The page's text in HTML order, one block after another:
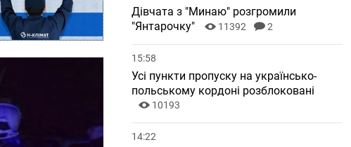
Дівчата з "Минаю" розгромили
"Янтарочку"
11392 2
15:58
Усі пункти пропуску на українсько-
польському кордоні розблоковані
10193
14:22